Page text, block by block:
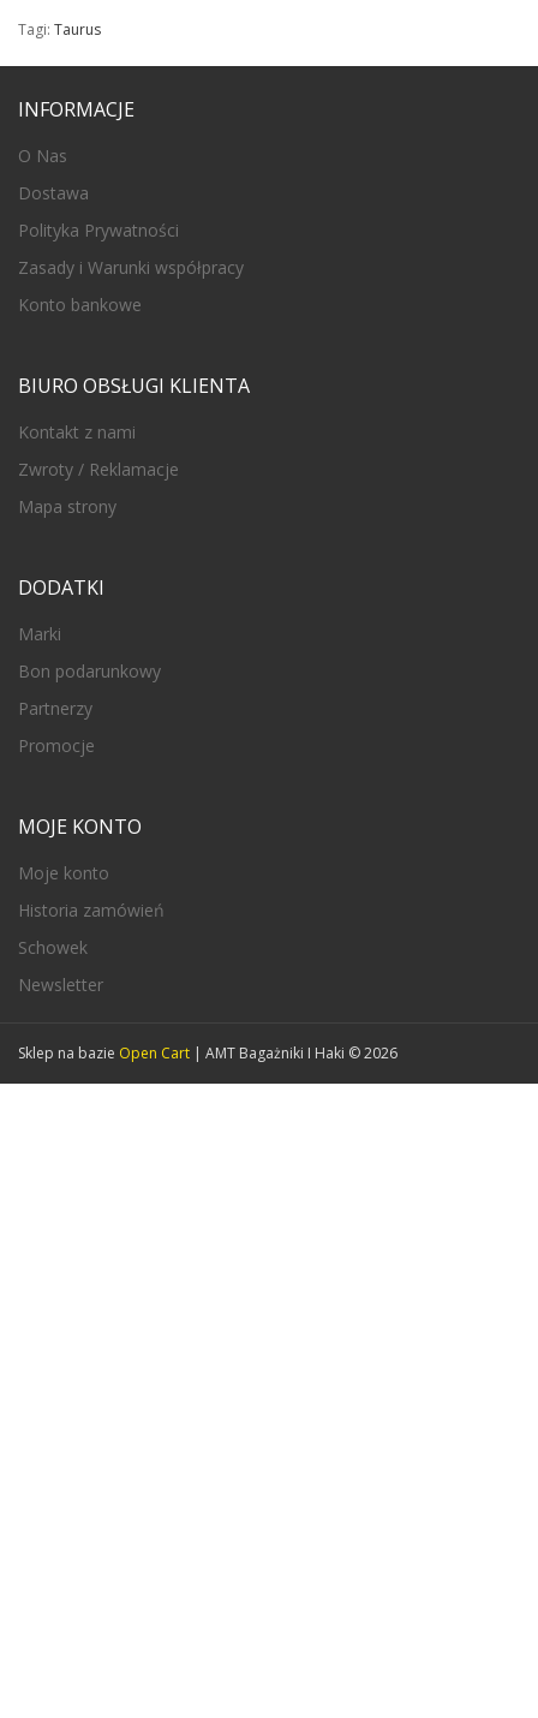
Tagi: Taurus
INFORMACJE
O Nas
Dostawa
Polityka Prywatności
Zasady i Warunki współpracy
Konto bankowe
BIURO OBSŁUGI KLIENTA
Kontakt z nami
Zwroty / Reklamacje
Mapa strony
DODATKI
Marki
Bon podarunkowy
Partnerzy
Promocje
MOJE KONTO
Moje konto
Historia zamówień
Schowek
Newsletter
Sklep na bazie Open Cart | AMT Bagażniki I Haki © 2026